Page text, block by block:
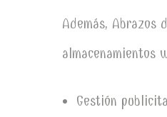
Además,
almacenamientos
Gestión